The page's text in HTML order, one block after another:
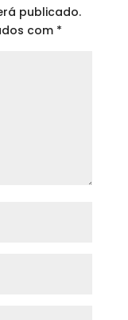
publicado.
com *